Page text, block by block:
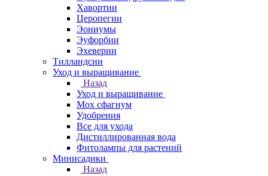
Хавортии
Церопегии
Эониумы
Эуфорбии
Эхеверии
Тилландсии
Уход и выращивание
Назад
Уход и выращивание
Мох сфагнум
Удобрения
Все для ухода
Дистиллированная вода
Фитолампы для растений
Минисадики
Назад